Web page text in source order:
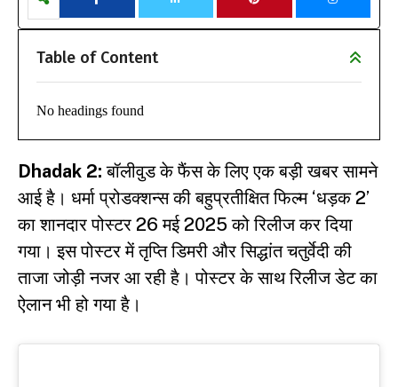
Table of Content
No headings found
Dhadak 2: बॉलीवुड के फैंस के लिए एक बड़ी खबर सामने
आई है। धर्मा प्रोडक्शन्स की बहुप्रतीक्षित फिल्म ‘धड़क 2’
का शानदार पोस्टर 26 मई 2025 को रिलीज कर दिया
गया। इस पोस्टर में तृप्ति डिमरी और सिद्धांत चतुर्वेदी की
ताजा जोड़ी नजर आ रही है। पोस्टर के साथ रिलीज डेट का
ऐलान भी हो गया है।